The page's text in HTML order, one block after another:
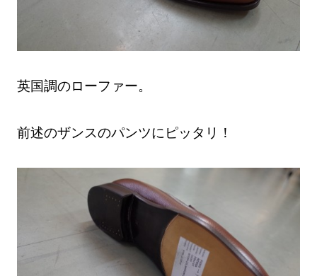
英国調のローファー。
前述のザンスのパンツにピッタリ！